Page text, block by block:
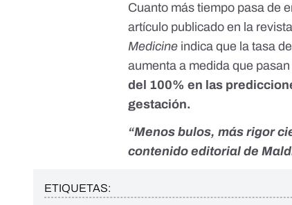
Cuanto más tiempo pasa de
artículo publicado en la
Medicine indica que la tasa
aumenta a medida que
del 100% en las
gestación.
“Menos bulos, más rigor
contenido editorial de
ETIQUETAS: